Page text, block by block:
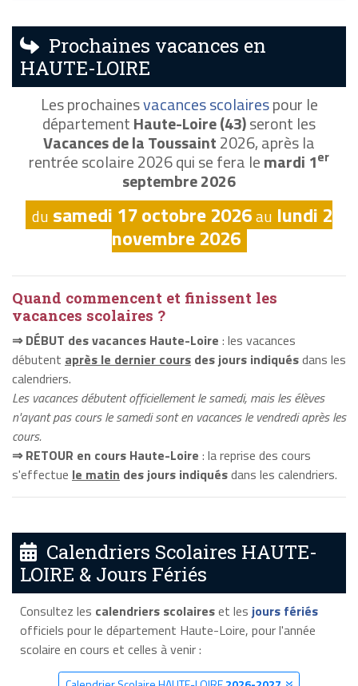
Prochaines vacances en
HAUTE-LOIRE
Les prochainesvacances scolairespour le
départementHaute-Loire (43)seront les
Vacances de la Toussaint2026, après la
rentrée scolaire 2026 qui se fera lemardi 1er
septembre 2026
du samedi 17 octobre 2026au lundi 2
novembre 2026
Quand commencent et finissent les
vacances scolaires ?
⇒ DÉBUT des vacances Haute-Loire : les vacances
débutent après le dernier cours des jours indiquésdans les
calendriers.
Les vacances débutent officiellement le samedi, mais les élèves
n'ayant pas cours le samedi sont en vacances le vendredi après les
cours.
⇒ RETOUR en cours Haute-Loire : la reprise des cours
s'effectue le matin des jours indiquésdans les calendriers.
Calendriers Scolaires HAUTE-
LOIRE & Jours Fériés
Consultez les calendriers scolaireset les jours fériés
officiels pour le département Haute-Loire, pour l'année
scolaire en cours et celles à venir :